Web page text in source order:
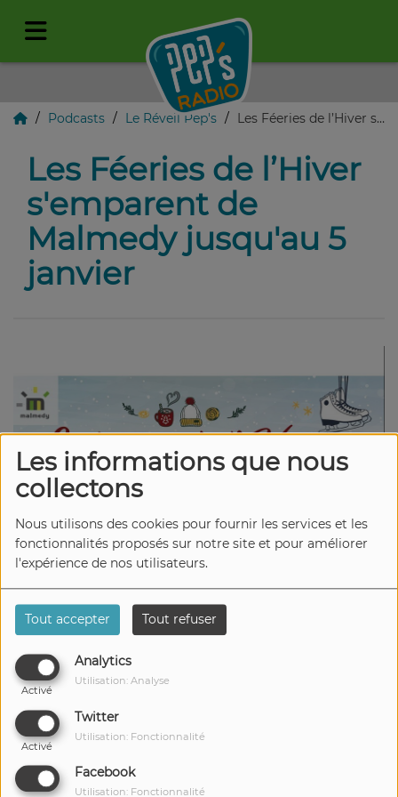
Les informations que nous
collectons
Nous utilisons des cookies pour fournir les services et les
fonctionnalités proposés sur notre site et pour améliorer
l'expérience de nos utilisateurs.
Tout accepter Tout refuser
Analytics
Activé
Utilisation: Analyse
Twitter
Activé
Utilisation: Fonctionnalité
Facebook
Utilisation: Fonctionnalité
Podcasts Le Réveil Pep's Les Féeries de l’Hiver s'emparent de Malmedy jusqu'au 5 janvier
Les Féeries de l’Hiver
s'emparent de
Malmedy jusqu'au 5
janvier
13 DÉCEMBRE 2024
Les Féeries de l’Hiver s'emparent
de Malmedy du 29 novembre au 5
janvier !
Venez profiter de la patinoire, des plaisirs